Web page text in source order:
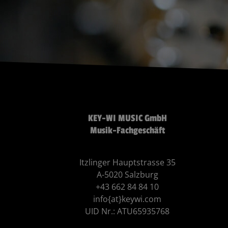
KEY-WI MUSIC GmbH
Musik-Fachgeschäft
Itzlinger Hauptstrasse 35
A-5020 Salzburg
+43 662 84 84 10
info{at}keywi.com
UID Nr.: ATU65935768